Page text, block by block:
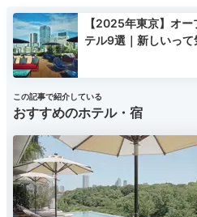
【2025年東京】オ
テル9選｜新しいって
この記事で紹介している
おすすめのホテル・宿